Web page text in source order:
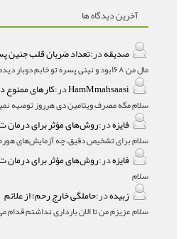
آخرین دیدگاه ها
صدیقهدر:تعداد ضربان قلب جنین
HamMmahsaasiدر:کارهای ممنوع
فایزهدر:روش‌های مؤثر برای درمان
فایزهدر:روش‌های مؤثر برای درمان
سلام
زبیدهدر:حاملگی خارج رحم؛ از علائم